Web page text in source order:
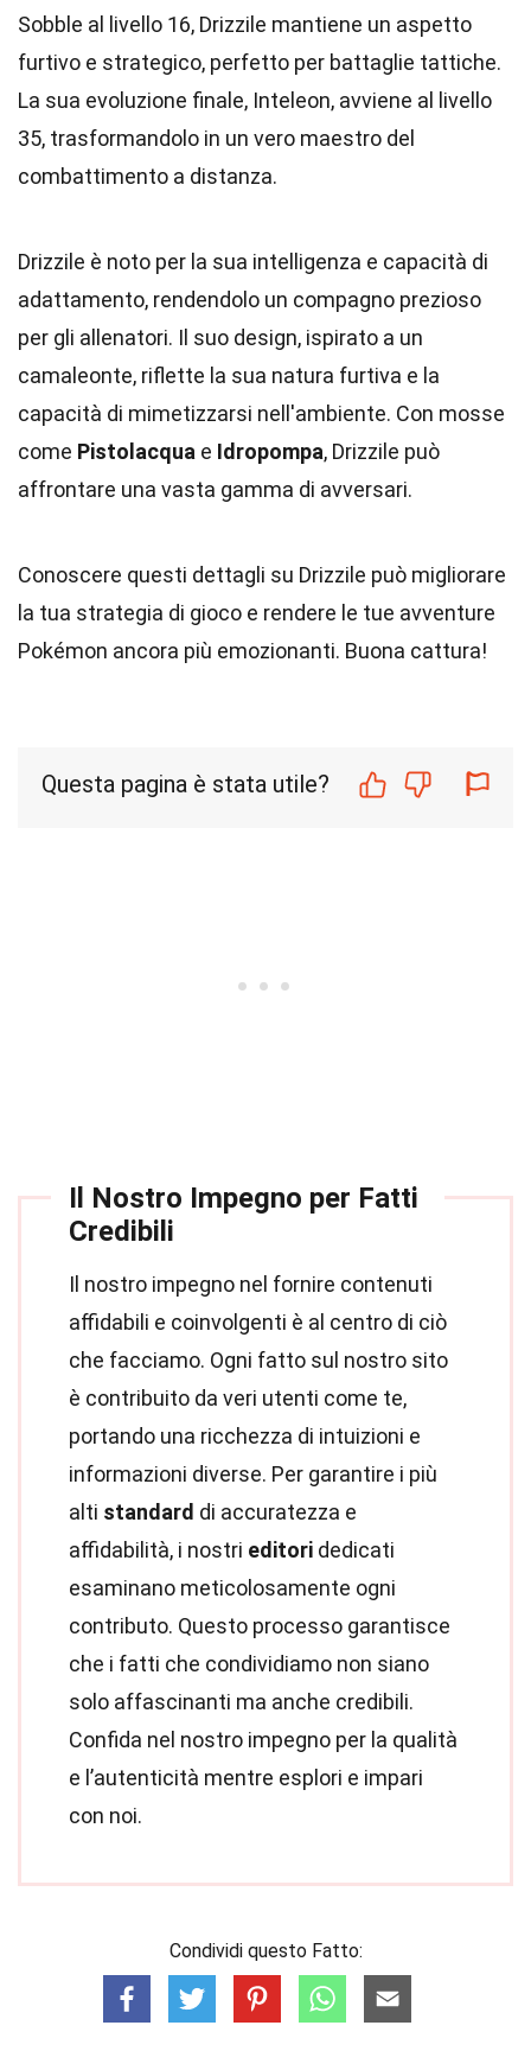
Sobble al livello 16, Drizzile mantiene un aspetto
furtivo e strategico, perfetto per battaglie tattiche.
La sua evoluzione finale, Inteleon, avviene al livello
35, trasformandolo in un vero maestro del
combattimento a distanza.
Drizzile è noto per la sua intelligenza e capacità di
adattamento, rendendolo un compagno prezioso
per gli allenatori. Il suo design, ispirato a un
camaleonte, riflette la sua natura furtiva e la
capacità di mimetizzarsi nell'ambiente. Con mosse
come Pistolacqua e Idropompa, Drizzile può
affrontare una vasta gamma di avversari.
Conoscere questi dettagli su Drizzile può migliorare
la tua strategia di gioco e rendere le tue avventure
Pokémon ancora più emozionanti. Buona cattura!
Questa pagina è stata utile?
Il Nostro Impegno per Fatti
Credibili
Il nostro impegno nel fornire contenuti
affidabili e coinvolgenti è al centro di ciò
che facciamo. Ogni fatto sul nostro sito
è contribuito da veri utenti come te,
portando una ricchezza di intuizioni e
informazioni diverse. Per garantire i più
alti standard di accuratezza e
affidabilità, i nostri editori dedicati
esaminano meticolosamente ogni
contributo. Questo processo garantisce
che i fatti che condividiamo non siano
solo affascinanti ma anche credibili.
Confida nel nostro impegno per la qualità
e l’autenticità mentre esplori e impari
con noi.
Condividi questo Fatto: